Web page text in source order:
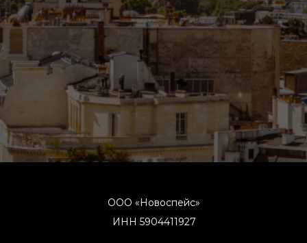
ООО «Новоспейс»
ИНН 5904411927